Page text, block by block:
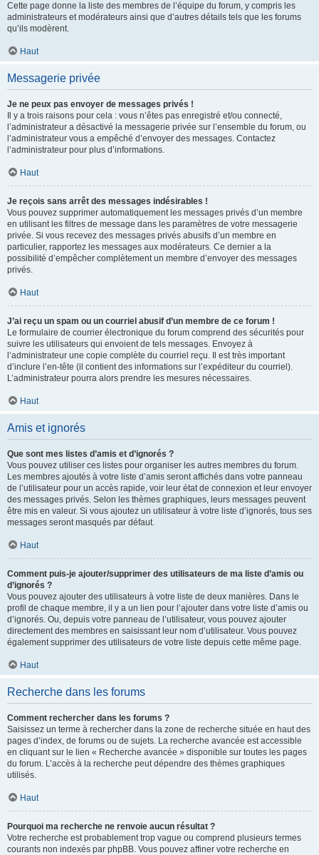
Cette page donne la liste des membres de l’équipe du forum, y compris les
administrateurs et modérateurs ainsi que d’autres détails tels que les forums
qu’ils modèrent.
Haut
Messagerie privée
Je ne peux pas envoyer de messages privés !
Il y a trois raisons pour cela : vous n’êtes pas enregistré et/ou connecté,
l’administrateur a désactivé la messagerie privée sur l’ensemble du forum, ou
l’administrateur vous a empêché d’envoyer des messages. Contactez
l’administrateur pour plus d’informations.
Haut
Je reçois sans arrêt des messages indésirables !
Vous pouvez supprimer automatiquement les messages privés d’un membre
en utilisant les filtres de message dans les paramètres de votre messagerie
privée. Si vous recevez des messages privés abusifs d’un membre en
particulier, rapportez les messages aux modérateurs. Ce dernier a la
possibilité d’empêcher complètement un membre d’envoyer des messages
privés.
Haut
J’ai reçu un spam ou un courriel abusif d’un membre de ce forum !
Le formulaire de courrier électronique du forum comprend des sécurités pour
suivre les utilisateurs qui envoient de tels messages. Envoyez à
l’administrateur une copie complète du courriel reçu. Il est très important
d’inclure l’en-tête (il contient des informations sur l’expéditeur du courriel).
L’administrateur pourra alors prendre les mesures nécessaires.
Haut
Amis et ignorés
Que sont mes listes d’amis et d’ignorés ?
Vous pouvez utiliser ces listes pour organiser les autres membres du forum.
Les membres ajoutés à votre liste d’amis seront affichés dans votre panneau
de l’utilisateur pour un accès rapide, voir leur état de connexion et leur envoyer
des messages privés. Selon les thèmes graphiques, leurs messages peuvent
être mis en valeur. Si vous ajoutez un utilisateur à votre liste d’ignorés, tous ses
messages seront masqués par défaut.
Haut
Comment puis-je ajouter/supprimer des utilisateurs de ma liste d’amis ou
d’ignorés ?
Vous pouvez ajouter des utilisateurs à votre liste de deux manières. Dans le
profil de chaque membre, il y a un lien pour l’ajouter dans votre liste d’amis ou
d’ignorés. Ou, depuis votre panneau de l’utilisateur, vous pouvez ajouter
directement des membres en saisissant leur nom d’utilisateur. Vous pouvez
également supprimer des utilisateurs de votre liste depuis cette même page.
Haut
Recherche dans les forums
Comment rechercher dans les forums ?
Saisissez un terme à rechercher dans la zone de recherche située en haut des
pages d’index, de forums ou de sujets. La recherche avancée est accessible
en cliquant sur le lien « Recherche avancée » disponible sur toutes les pages
du forum. L’accès à la recherche peut dépendre des thèmes graphiques
utilisés.
Haut
Pourquoi ma recherche ne renvoie aucun résultat ?
Votre recherche est probablement trop vague ou comprend plusieurs termes
courants non indexés par phpBB. Vous pouvez affiner votre recherche en